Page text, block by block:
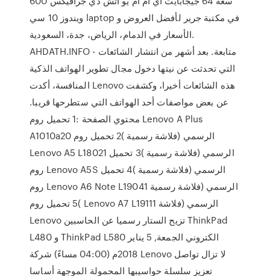
سي‎ ‎ويندوز 10‎ laptop في مكتبة جرير لأفضل العروض و
الأسعار في الدمام، الرياض، جدة، السعودية.
AHDATH.INFO - متابعة. بعد أشهر من انتشار الشائعات
التي تحدثت عن نيتها دخول مجال تطوير الهواتف الذكية
المنافسة، أكدت Lenovo هذه الشائعات أخيرا، وكشفت
عن بعض مواصفات أحد الهواتف التي ستطرحها قريبا.
محتوي الصفحة :1 تحميل روم Lenovo A Plus
A1010a20 الرسمي (فلاشة رسمية )2 تحميل روم
Lenovo A5 L18021 الرسمي (فلاشة رسمية )3 تحميل
روم Lenovo A5S الرسمي (فلاشة رسمية )4 تحميل
روم Lenovo A6 Note L19041 الرسمي (فلاشة رسمية
)5 تحميل روم Lenovo A7 L19111 الرسمي (فلاشة
Lenovo تزيح الستار رسميا عن الحاسبين ThinkPad
L480 و ThinkPad L580 الكتروني الجمعة, 5 يناير
2018م (04:00 مساءً) شركة Lenovo لا تزال تواصل
تعزيز سلسلة حواسيبها المحمولة الموجهة أساسا